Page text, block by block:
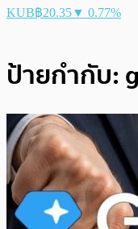
KUB฿20.35▼ 0.77%
ป้ายกำกับ: